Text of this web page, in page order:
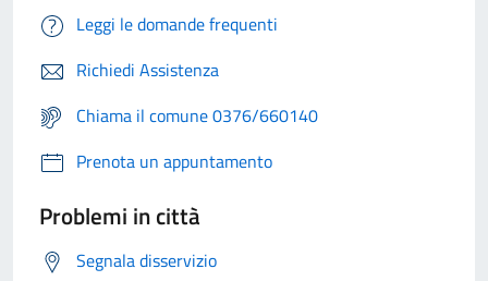
Leggi le domande frequenti
Richiedi Assistenza
Chiama il comune 0376/660140
Prenota un appuntamento
Problemi in città
Segnala disservizio